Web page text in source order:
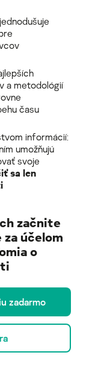
a metodológií
času
informácií:
umožňujú
svoje
sa len
začnite
účelom
o
zadarmo